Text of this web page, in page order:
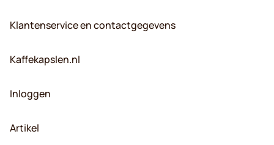
Klantenservice en contactgegevens
Kaffekapslen.nl
Inloggen
Artikel